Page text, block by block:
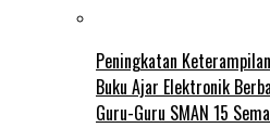
Peningkatan
Buku Ajar Elektronik
Guru-Guru SMAN 15